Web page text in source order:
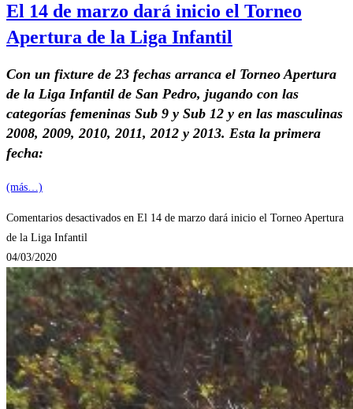
El 14 de marzo dará inicio el Torneo
Apertura de la Liga Infantil
Con un fixture de 23 fechas arranca el Torneo Apertura
de la Liga Infantil de San Pedro, jugando con las
categorías femeninas Sub 9 y Sub 12 y en las masculinas
2008, 2009, 2010, 2011, 2012 y 2013. Esta la primera
fecha:
(más…)
Comentarios desactivados en El 14 de marzo dará inicio el Torneo Apertura
de la Liga Infantil
04/03/2020